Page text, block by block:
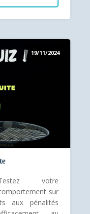
19/11/2024
votre
sur
aux pénalités